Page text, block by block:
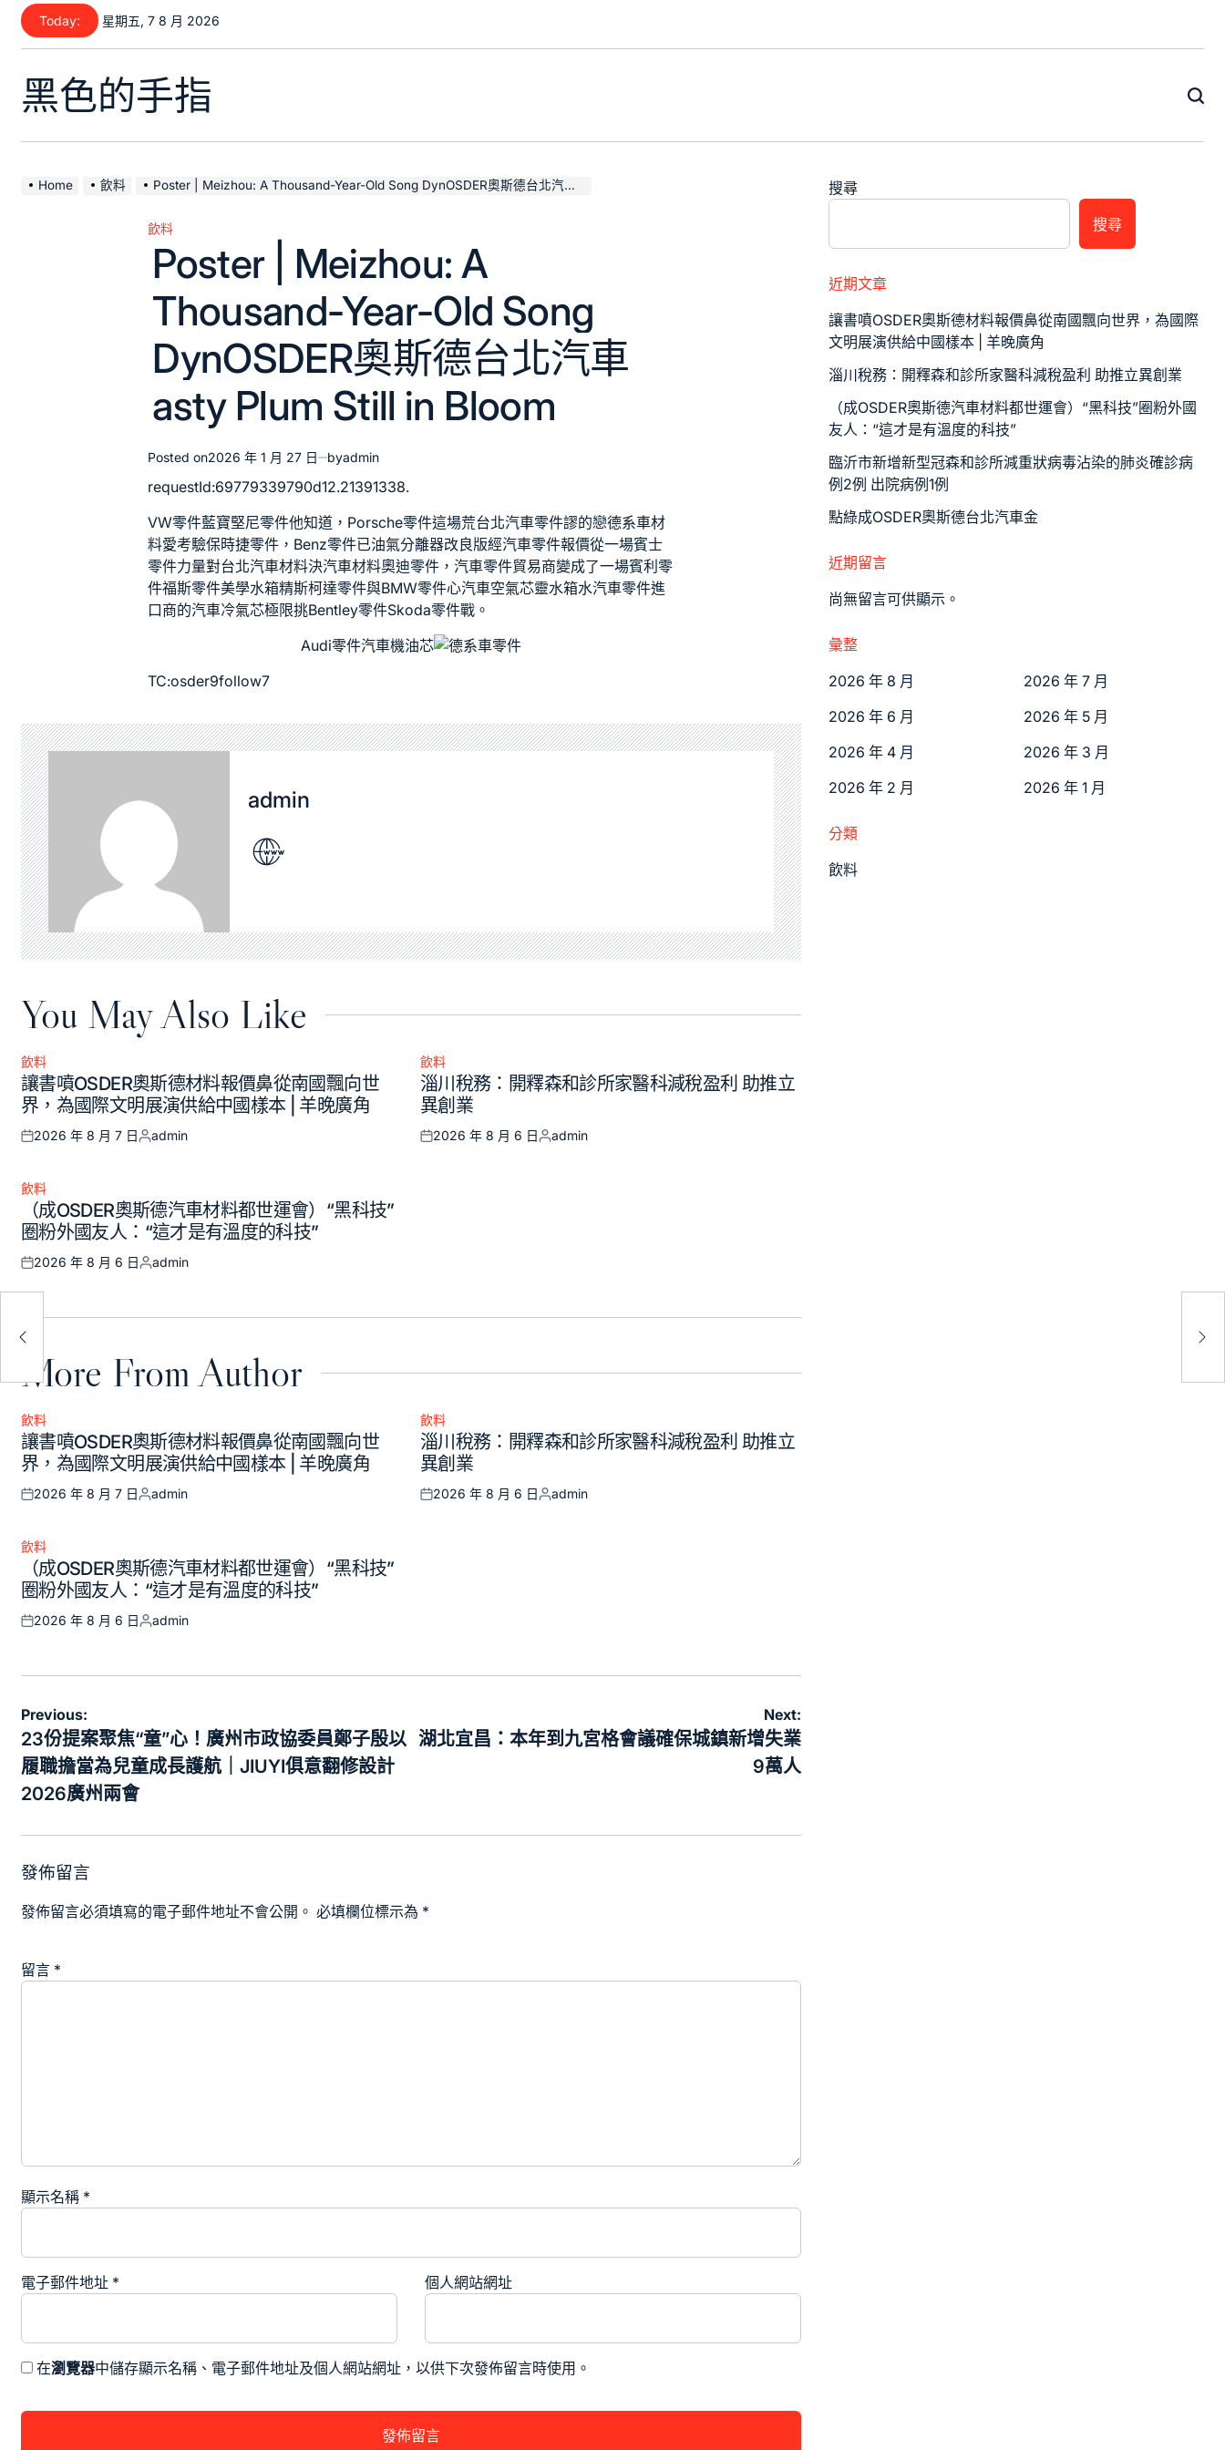
Skip
content
Today: 星期五, 7 8 月 2026
黑色的手指
Home 飲料 Poster | Meizhou: A Thousand-Year-Old Song DynOSDER奧斯德台北汽車asty Plum Still in Bloom
Posted
飲料
Poster | Meizhou: A
Thousand-Year-Old Song
DynOSDER奧斯德台北汽車
asty Plum Still in Bloom
Posted on2026 年 1 月 27 日 byadmin
requestId:69779339790d12.21391338.
VW零件藍寶堅尼零件他知道， Porsche零件這場荒台北汽車零件謬的戀德系車材
料愛考驗保時捷零件 ， Benz零件已油氣分離器改良版經汽車零件報價從一場賓士
零件力量對台北汽車材料決汽車材料奧迪零件 ，汽車零件貿易商變成了一場賓利零
件福斯零件美學水箱精斯柯達零件與BMW零件心汽車空氣芯靈水箱水汽車零件進
口商的汽車冷氣芯極限挑Bentley零件Skoda零件戰。
Audi零件汽車機油芯
德系車零件
TC:osder9follow7
admin
You May Also Like
Posted
in
飲料
讓書噴OSDER奧斯德材料報價鼻從南國飄向世
界，為國際文明展演供給中國樣本 | 羊晚廣角
Posted
2026 年 8 月 7 日
Posted
admin
Posted
in
飲料
淄川稅務：開釋森和診所家醫科減稅盈利 助推立
異創業
Posted
2026 年 8 月 6 日
Posted
admin
Posted
飲料
（成OSDER奧斯德汽車材料都世運會）“黑科技”
圈粉外國友人：“這才是有溫度的科技”
Posted
on
2026 年 8 月 6 日
Posted
admin
More From Author
Posted
in
飲料
讓書噴OSDER奧斯德材料報價鼻從南國飄向世
界，為國際文明展演供給中國樣本 | 羊晚廣角
Posted
2026 年 8 月 7 日
Posted
admin
Posted
in
飲料
淄川稅務：開釋森和診所家醫科減稅盈利 助推立
異創業
Posted
2026 年 8 月 6 日
Posted
admin
Posted
飲料
（成OSDER奧斯德汽車材料都世運會）“黑科技”
圈粉外國友人：“這才是有溫度的科技”
Posted
2026 年 8 月 6 日
Posted
admin
失
文
章
導
覽
Previous:
23份提案聚焦“童”心！廣州市政協委員鄭子殷以
履職擔當為兒童成長護航｜JIUYI俱意翻修設計
2026廣州兩會
Next:
湖北宜昌：本年到九宮格會議確保城鎮新增失業
9萬人
發佈留言
發佈留言必須填寫的電子郵件地址不會公開。 必填欄位標示為 *
留言 *
顯示名稱 *
電子郵件地址 * 個人網站網址
在瀏覽器中儲存顯示名稱、電子郵件地址及個人網站網址，以供下次發佈留言時使用。
搜尋
搜尋
近期文章
讓書噴OSDER奧斯德材料報價鼻從南國飄向世界，為國際
文明展演供給中國樣本 | 羊晚廣角
淄川稅務：開釋森和診所家醫科減稅盈利 助推立異創業
（成OSDER奧斯德汽車材料都世運會）“黑科技”圈粉外國
友人：“這才是有溫度的科技”
臨沂市新增新型冠森和診所減重狀病毒沾染的肺炎確診病
例2例 出院病例1例
點綠成OSDER奧斯德台北汽車金
近期留言
尚無留言可供顯示。
彙整
2026 年 8 月
2026 年 7 月
2026 年 6 月
2026 年 5 月
2026 年 4 月
2026 年 3 月
2026 年 2 月
2026 年 1 月
分類
飲料